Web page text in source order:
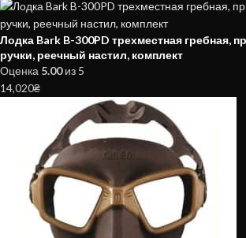
Лодка Bark B-300PD трехместная гребная,
ручки, реечный настил, комплект
Оценка 5.00из 5
14,020₴